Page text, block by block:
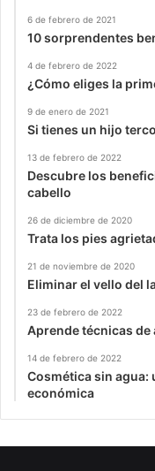
6 de febrero de 2021
10 sorprendentes
4 de febrero de 2022
¿Cómo eliges la
9 de enero de 2021
Si tienes un hijo
13 de febrero de 2022
Descubre los
cabello
26 de diciembre de 2020
Trata los pies
21 de noviembre de 2020
Eliminar el vello del
23 de febrero de 2022
Aprende técnicas
14 de febrero de 2022
Cosmética sin agua:
económica